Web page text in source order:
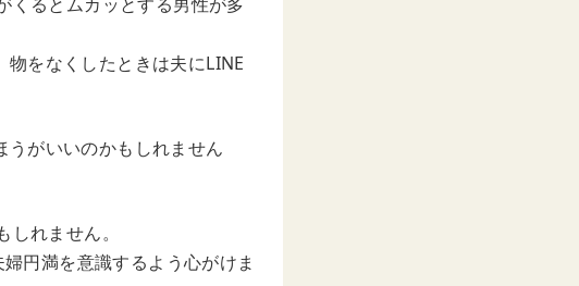
くるとムカッとする男性が多
物をなくしたときは夫にLINE
がいいのかもしれません
れません。
円満を意識するよう心がけま